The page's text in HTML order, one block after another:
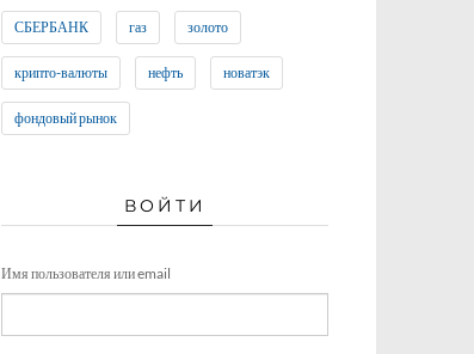
СБЕРБАНК газ золото
крипто-валюты нефть новатэк
фондовый рынок
ВОЙТИ
Имя пользователя или email